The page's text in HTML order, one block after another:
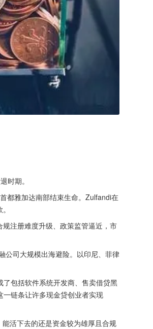
时期。
都雅加达南部结束生命。Zulfandi在
注册难度升级、政策监管逼近，市
公司大规模出海避险。以印尼、菲律
包括软件系统开发商、售卖借贷黑
链条让许多现金贷创业者实现
活下去的还是资金较为雄厚且合规